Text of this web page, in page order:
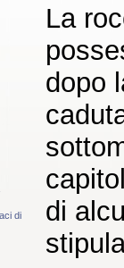
di
La
dopo
di